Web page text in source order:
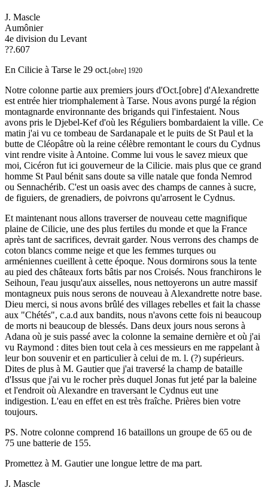
J. Mascle
Aumônier
4e division du Levant
??.607
En Cilicie à Tarse le 29 oct.[obre] 1920
Notre colonne partie aux premiers jours d'Oct.[obre] d'Alexandrette
est entrée hier triomphalement à Tarse. Nous avons purgé la région
montagnarde environnante des brigands qui l'infestaient. Nous
avons pris le Djebel-Kef d'où les Réguliers bombardaient la ville. Ce
matin j'ai vu ce tombeau de Sardanapale et le puits de St Paul et la
butte de Cléopâtre où la reine célèbre remontant le cours du Cydnus
vint rendre visite à Antoine. Comme lui vous le savez mieux que
moi, Cicéron fut ici gouverneur de la Cilicie. mais plus que ce grand
homme St Paul bénit sans doute sa ville natale que fonda Nemrod
ou Sennachérib. C'est un oasis avec des champs de cannes à sucre,
de figuiers, de grenadiers, de poivrons qu'arrosent le Cydnus.
Et maintenant nous allons traverser de nouveau cette magnifique
plaine de Cilicie, une des plus fertiles du monde et que la France
après tant de sacrifices, devrait garder. Nous verrons des champs de
coton blancs comme neige et que les femmes turques ou
arméniennes cueillent à cette époque. Nous dormirons sous la tente
au pied des châteaux forts bâtis par nos Croisés. Nous franchirons le
Seihoun, l'eau jusqu'aux aisselles, nous nettoyerons un autre massif
montagneux puis nous serons de nouveau à Alexandrette notre base.
Dieu merci, si nous avons brûlé des villages rebelles et fait la chasse
aux "Chétés", c.a.d aux bandits, nous n'avons cette fois ni beaucoup
de morts ni beaucoup de blessés. Dans deux jours nous serons à
Adana où je suis passé avec la colonne la semaine dernière et où j'ai
vu Raymond : dites bien tout cela à ces messieurs en me rappelant à
leur bon souvenir et en particulier à celui de m. l. (?) supérieurs.
Dites de plus à M. Gautier que j'ai traversé la champ de bataille
d'Issus que j'ai vu le rocher près duquel Jonas fut jeté par la baleine
et l'endroit où Alexandre en traversant le Cydnus eut une
indigestion. L'eau en effet en est très fraîche. Prières bien votre
toujours.
PS. Notre colonne comprend 16 bataillons un groupe de 65 ou de
75 une batterie de 155.
Promettez à M. Gautier une longue lettre de ma part.
J. Mascle